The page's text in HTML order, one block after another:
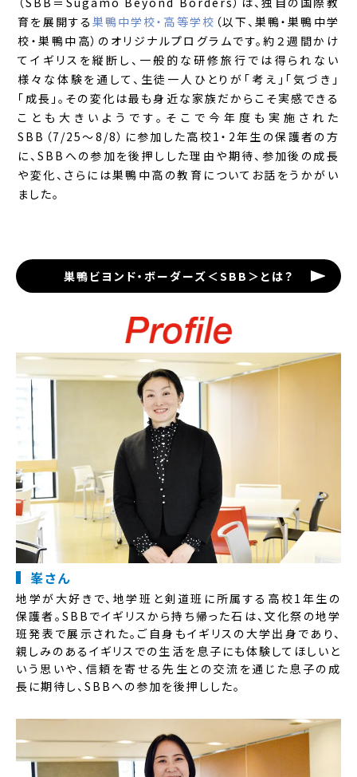
育を展開する 巣鴨中学校・高等学校 （以下、巣鴨・巣鴨中学
校・巣鴨中高）のオリジナルプログラムです。約２週間かけ
てイギリスを縦断し、一般的な研修旅行では得られない
様々な体験を通して、生徒一人ひとりが「考え」「気づき」
「成長」。その変化は最も身近な家族だからこそ実感できる
ことも大きいようです。そこで今年度も実施された
SBB（7/25～8/8）に参加した高校1・2年生の保護者の方
に、SBBへの参加を後押しした理由や期待、参加後の成長
や変化、さらには巣鴨中高の教育についてお話をうかがい
ました。
巣鴨ビヨンド・ボーダーズ＜SBB＞とは？
峯さん
地学が大好きで、地学班と剣道班に所属する高校1年生の
保護者。SBBでイギリスから持ち帰った石は、文化祭の地学
班発表で展示された。ご自身もイギリスの大学出身であり、
親しみのあるイギリスでの生活を息子にも体験してほしいと
いう思いや、信頼を寄せる先生との交流を通じた息子の成
長に期待し、SBBへの参加を後押しした。